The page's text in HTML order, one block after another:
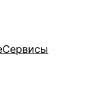
Сервисы